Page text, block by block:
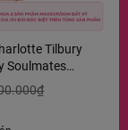
Tilbury
Soulmates
13g Fullbox